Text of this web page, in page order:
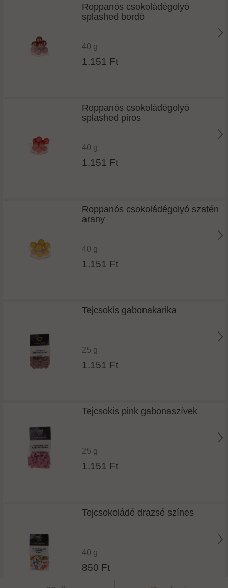
Roppanós csokoládégolyó
splashed bordó
40 g
1.151 Ft
Roppanós csokoládégolyó
splashed piros
40 g
1.151 Ft
Roppanós csokoládégolyó szatén
arany
40 g
1.151 Ft
Tejcsokis gabonakarika
25 g
1.151 Ft
Tejcsokis pink gabonaszívek
25 g
1.151 Ft
Tejcsokoládé drazsé színes
40 g
850 Ft